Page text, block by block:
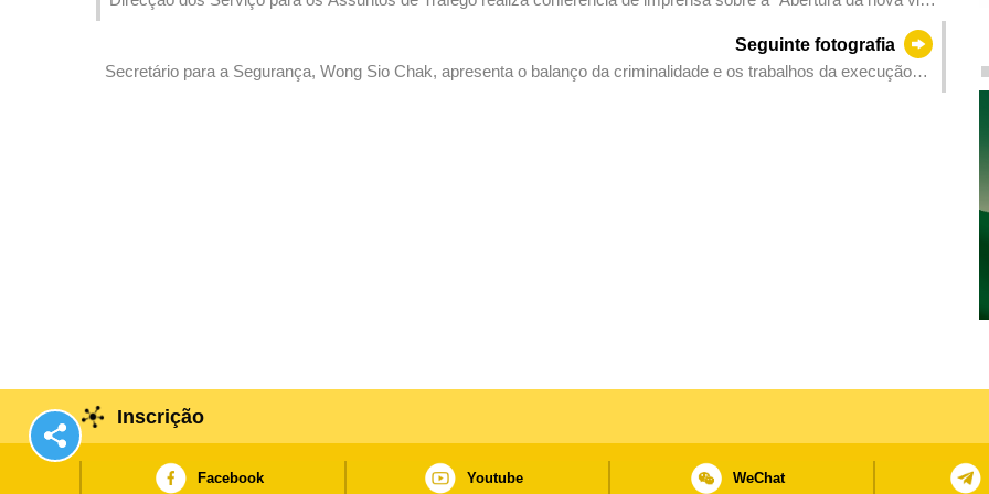
Seguinte fotografia
Secretário para a Segurança, Wong Sio Chak, apresenta o balanço da criminalidade e os trabalhos da execução
Inscrição
Facebook Youtube WeChat